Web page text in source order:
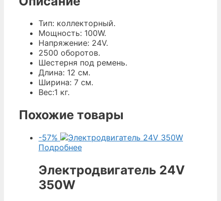
Тип: коллекторный.
Мощность: 100W.
Напряжение: 24V.
2500 оборотов.
Шестерня под ремень.
Длина: 12 cм.
Ширина: 7 cм.
Вес:1 кг.
Похожие товары
-57%
Подробнее
Электродвигатель 24V
350W